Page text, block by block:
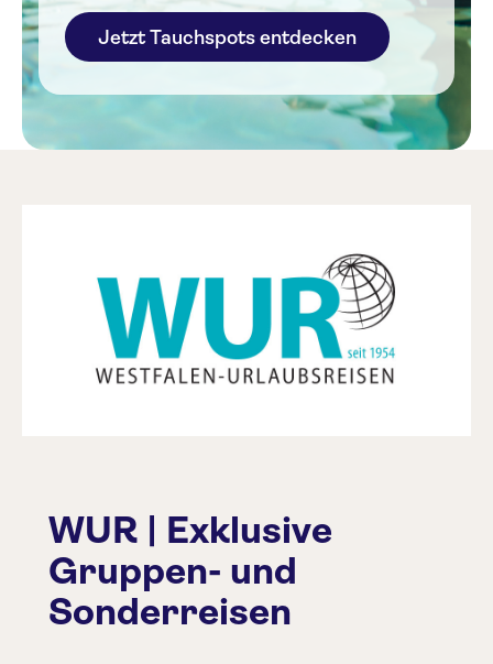
Jetzt Tauchspots entdecken
WUR | Exklusive
Gruppen- und
Sonderreisen